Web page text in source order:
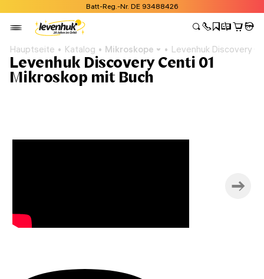
Batt-Reg.-Nr. DE 93488426
Hauptseite Katalog Mikroskope Levenhuk Discovery
Levenhuk Discovery Centi 01
Mikroskop mit Buch